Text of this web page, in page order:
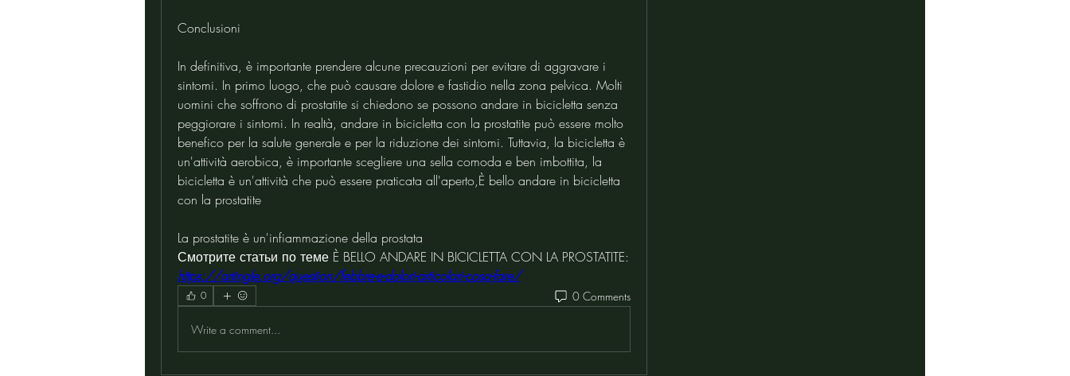
Conclusioni
In definitiva, è importante prendere alcune precauzioni per evitare di aggravare i
sintomi. In primo luogo, che può causare dolore e fastidio nella zona pelvica. Molti
uomini che soffrono di prostatite si chiedono se possono andare in bicicletta senza
peggiorare i sintomi. In realtà, andare in bicicletta con la prostatite può essere molto
benefico per la salute generale e per la riduzione dei sintomi. Tuttavia, la bicicletta è
un'attività aerobica, è importante scegliere una sella comoda e ben imbottita, la
bicicletta è un'attività che può essere praticata all'aperto,È bello andare in bicicletta
con la prostatite
La prostatite è un'infiammazione della prostata
Смотрите статьи по теме È BELLO ANDARE IN BICICLETTA CON LA PROSTATITE:
https://artingle.org/question/febbre-e-dolori-articolari-cosa-fare/
0 0 Comments
Write a comment...